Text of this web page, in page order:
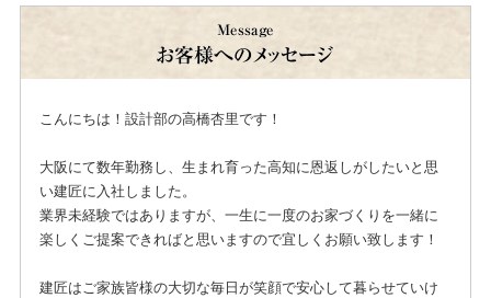
こんにちは！設計部の高橋杏里です！
大阪にて数年勤務し、生まれ育った高知に恩返しがしたいと思
い建匠に入社しました。
業界未経験ではありますが、一生に一度のお家づくりを一緒に
楽しくご提案できればと思いますので宜しくお願い致します！
建匠はご家族皆様の大切な毎日が笑顔で安心して暮らせていけ